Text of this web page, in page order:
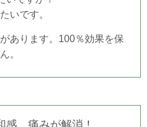
いです。
あります。100％効果を保
。